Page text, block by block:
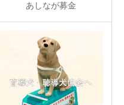
あしなが募金